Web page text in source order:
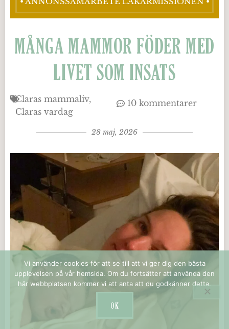
MÅNGA MAMMOR FÖDER MED
LIVET SOM INSATS
Claras mammaliv
Claras vardag
10 kommentarer
28 maj, 2026
Vi använder cookies för att se till att vi ger dig den bästa
upplevelsen på vår hemsida. Om du fortsätter att använda den
här webbplatsen kommer vi att anta att du godkänner detta.
OK